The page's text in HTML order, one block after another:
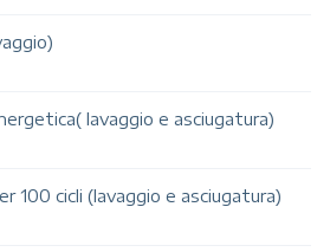
lavaggio e asciugatura)
100 cicli (lavaggio e asciugatura)